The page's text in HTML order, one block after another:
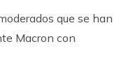
que se han
Macron con